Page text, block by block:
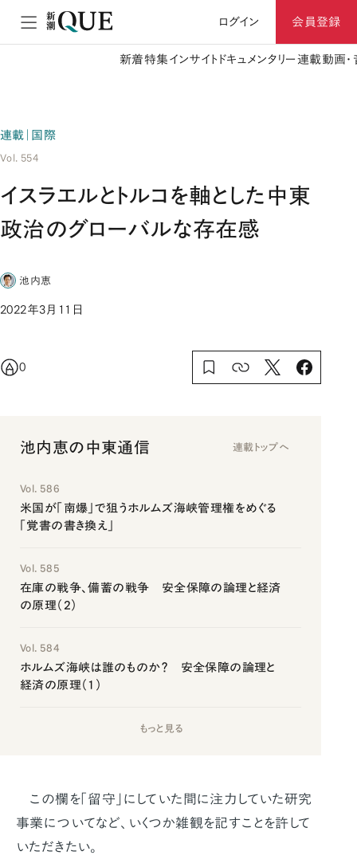
ログイン 会員登録
新着特集 インサイト ドキュメンタリー 連載動画
連載｜国際
Vol. 554
イスラエルとトルコを軸とした中東
政治のグローバルな存在感
池内恵
2022年3月11日
0
池内恵の中東通信 連載トップへ
Vol. 586
米国が「南爆」で狙うホルムズ海峡管理権をめぐる
「覚書の書き換え」
Vol. 585
在庫の戦争、備蓄の戦争 安全保障の論理と経済
の原理（2）
Vol. 584
ホルムズ海峡は誰のものか？ 安全保障の論理と
経済の原理（1）
もっと見る
この欄を「留守」にしていた間に注力していた研究
事業についてなど、いくつか雑観を記すことを許して
いただきたい。